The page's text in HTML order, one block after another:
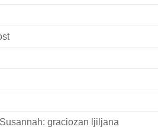
graciozan ljiljana